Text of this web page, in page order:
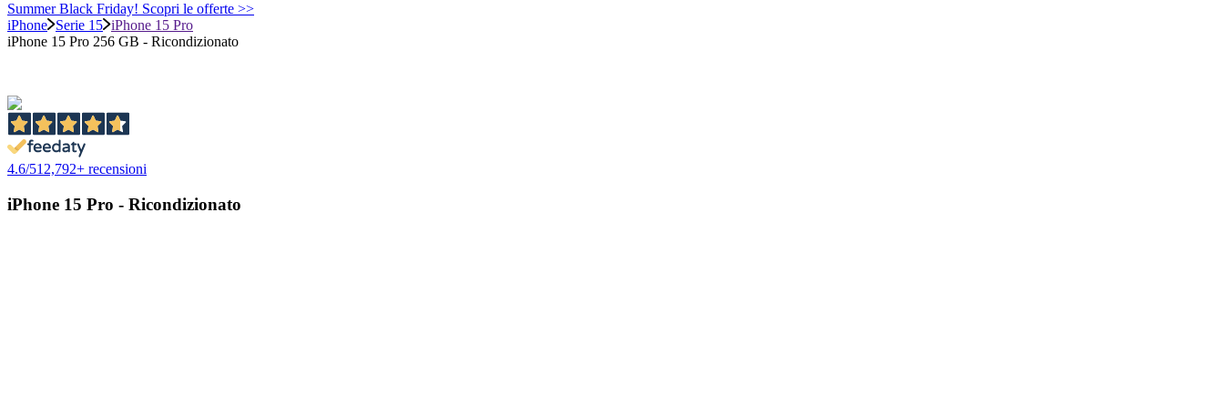
Summer Black Friday! Scopri le offerte >>
iPhone Serie 15 iPhone 15 Pro
iPhone 15 Pro 256 GB - Ricondizionato
4.6/512,792+ recensioni
iPhone 15 Pro - Ricondizionato